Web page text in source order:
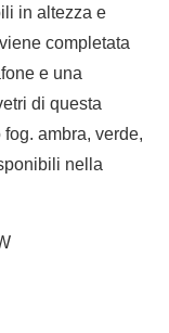
in altezza e
completata
e una
di questa
ambra, verde,
nella